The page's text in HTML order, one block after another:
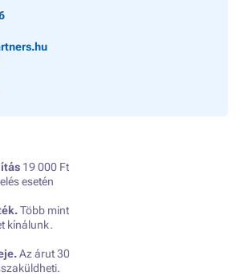
19 000 Ft
esetén
Több mint
kínálunk.
Az árut 30